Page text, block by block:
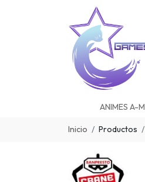
ANIMES A-M
Inicio Productos